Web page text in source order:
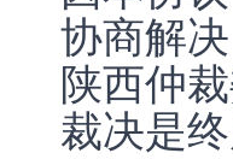
协商解
陕西仲
裁决是